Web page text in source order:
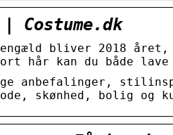
Costume.dk
bliver 2018
hår kan du både
anbefalinger,
skønhed, bolig og